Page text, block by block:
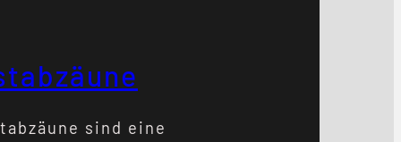
sind eine